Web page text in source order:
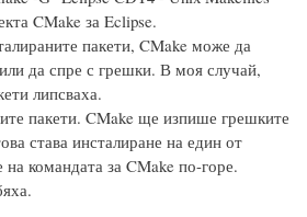
CMake за Eclipse.
пакети, CMake може да
да спре с грешки. В моя случай,
липсваха.
пакети. CMake ще изпише грешките
става инсталиране на един от
на командата за CMake по-горе.